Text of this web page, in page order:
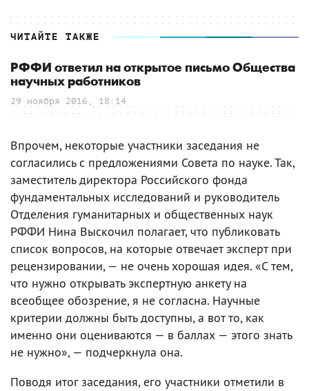
ЧИТАЙТЕ ТАКЖЕ
РФФИ ответил на открытое письмо Общества
научных работников
29 ноября 2016, 18:14
Впрочем, некоторые участники заседания не
согласились с предложениями Совета по науке. Так,
заместитель директора Российского фонда
фундаментальных исследований и руководитель
Отделения гуманитарных и общественных наук
РФФИ Нина Выскочил полагает, что публиковать
список вопросов, на которые отвечает эксперт при
рецензировании, — не очень хорошая идея. «С тем,
что нужно открывать экспертную анкету на
всеобщее обозрение, я не согласна. Научные
критерии должны быть доступны, а вот то, как
именно они оцениваются — в баллах — этого знать
не нужно», — подчеркнула она.
Поводя итог заседания, его участники отметили в